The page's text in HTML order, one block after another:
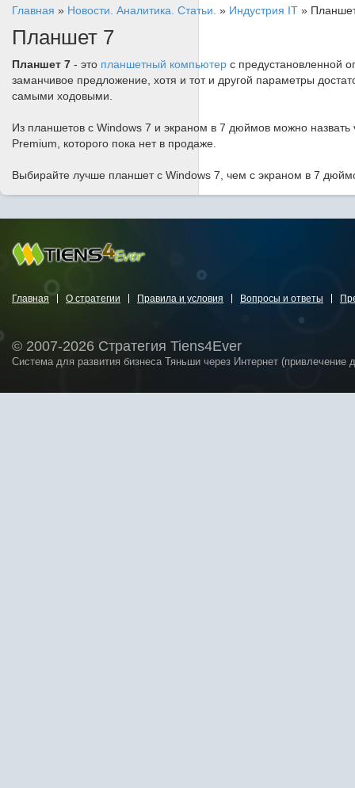
Главная » Новости. Аналитика. Статьи. » Индустрия IT »
Планшет 7
Планшет 7 - это планшетный компьютер с предустановленной
заманчивое предложение, хотя и тот и другой параметры
самыми ходовыми.
Из планшетов с Windows 7 и экраном в 7 дюймов можно
Premium, которого пока нет в продаже.
Выбирайте лучше планшет с Windows 7, чем с экраном в 7
Главная О стратегии Правила и условия Вопросы и ответы
© 2007-2026 Стратегия Tiens4Ever
Система для развития бизнеса Тяньши через Интернет (привлечение